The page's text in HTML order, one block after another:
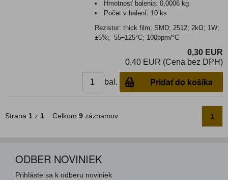
Hmotnosť balenia:0,0006 kg
Počet v balení: 10 ks
Rezistor: thick film; SMD; 2512; 2kΩ; 1W;
±5%; -55÷125°C; 100ppm/°C
0,30 EUR
0,40 EUR (Cena bez DPH)
bal. Pridať do košíka
Strana 1 z 1 Celkom 9 záznamov 1
ODBER NOVINIEK
Prihláste sa k odberu noviniek